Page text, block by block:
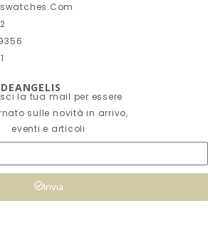
la tua mail per essere
sulle novità in arrivo,
eventi e articoli
Invia